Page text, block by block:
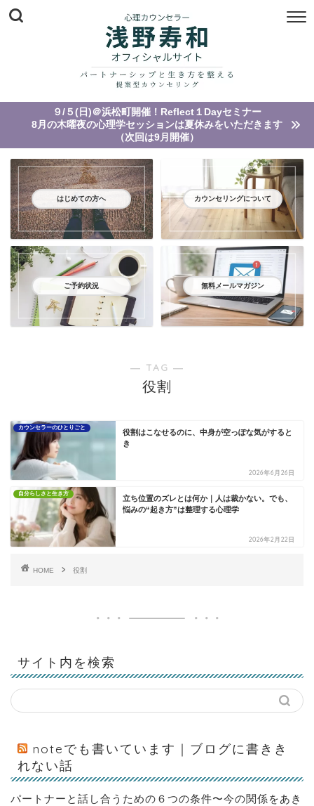
９/５(日)＠浜松町開催！Reflect１Dayセミナー
8月の木曜夜の心理学セッションは夏休みをいただきます
（次回は9月開催）
はじめての方へ カウンセリングについて
ご予約状況 無料メールマガジン
― TAG ―
役割
カウンセラーのひとりごと
役割はこなせるのに、中身が空っぽな気がすると
き
2026年6月26日
自分らしさと生き方
立ち位置のズレとは何か｜人は裁かない。でも、
悩みの“起き方”は整理する心理学
2026年2月22日
HOME 役割
サイト内を検索
noteでも書いています｜ブログに書きき
れない話
パートナーと話し合うための６つの条件〜今の関係をあき